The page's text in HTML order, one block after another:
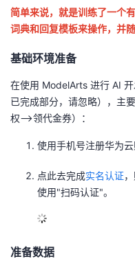
博
的
我
子
直
播
的
活
动
我
的
关
堂
课
程
的
认
证
我
的
实
我
的
我
术
支
持
云
声
建
简单来说，就是训练了一个
词典和回复模板来操作，并
基础环境准备
在使用 ModelArts 进行 AI
已完成部分，请忽略），主
权–>领代金券）：
使用手机号注册华为云
点此去完成实名认证
使用"扫码认证"。
准备数据